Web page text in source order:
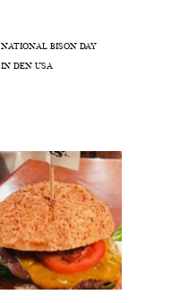
NATIONAL BISON DAY
IN DEN USA